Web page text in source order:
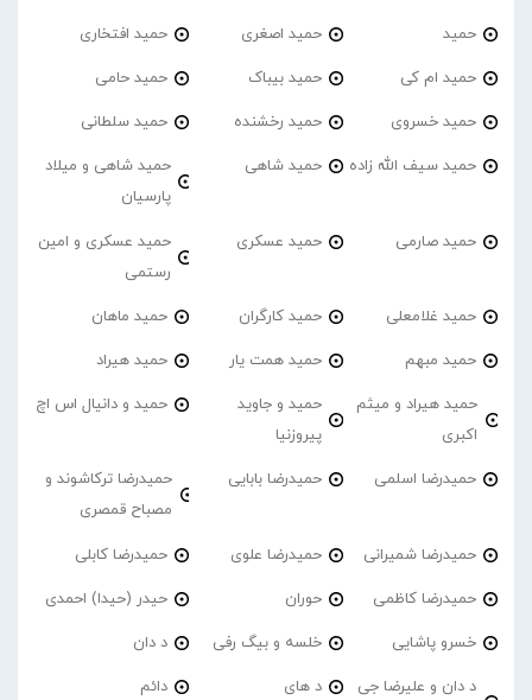
حمید حمید اصغری حمید افتخاری
حمید ام کی حمید بیباک حمید حامی
حمید خسروی حمید رخشنده حمید سلطانی
حمید سیف الله زاده حمید شاهی
حمید شاهی و میلاد
پارسیان
حمید صارمی حمید عسکری
حمید عسکری و امین
رستمی
حمید غلامعلی حمید کارگران حمید ماهان
حمید مبهم حمید همت یار حمید هیراد
حمید هیراد و میثم
اکبری
حمید و جاوید
پیروزنیا
حمید و دانیال اس اچ
حمیدرضا اسلمی حمیدرضا بابایی
حمیدرضا ترکاشوند و
مصباح قمصری
حمیدرضا شمیرانی حمیدرضا علوی حمیدرضا کابلی
حمیدرضا کاظمی حوران حیدر (حیدا) احمدی
خسرو پاشایی خلسه و بیگ رفی د دان
د دان و علیرضا جی
د های دائم